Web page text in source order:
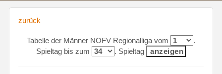
zurück
Tabelle der Männer NOFV Regionalliga vom
.
Spieltag bis zum
. Spieltag